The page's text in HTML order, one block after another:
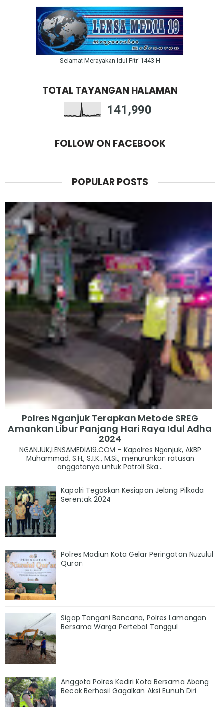
Selamat Merayakan Idul Fitri 1443 H
TOTAL TAYANGAN HALAMAN
141,990
FOLLOW ON FACEBOOK
POPULAR POSTS
Polres Nganjuk Terapkan Metode SREG
Amankan Libur Panjang Hari Raya Idul Adha
2024
NGANJUK,LENSAMEDIA19.COM – Kapolres Nganjuk, AKBP
Muhammad, S.H., S.I.K., M.Si., menurunkan ratusan
anggotanya untuk Patroli Ska...
Kapolri Tegaskan Kesiapan Jelang Pilkada
Serentak 2024
Polres Madiun Kota Gelar Peringatan Nuzulul
Quran
Sigap Tangani Bencana, Polres Lamongan
Bersama Warga Pertebal Tanggul
Anggota Polres Kediri Kota Bersama Abang
Becak Berhasil Gagalkan Aksi Bunuh Diri